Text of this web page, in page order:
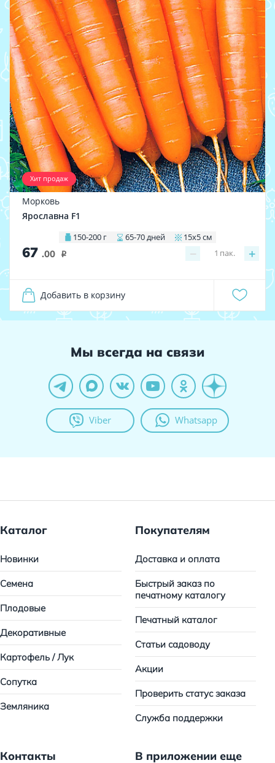
Хит продаж
Морковь
Ярославна F1
150-200 г 65-70 дней 15х5 см
67 .00 i − +
1 пак.
Добавить в корзину
Мы всегда на связи
Viber Whatsapp
Каталог
Новинки
Семена
Плодовые
Декоративные
Картофель / Лук
Сопутка
Земляника
Покупателям
Доставка и оплата
Быстрый заказ по
печатному каталогу
Печатный каталог
Статьи садоводу
Акции
Проверить статус заказа
Служба поддержки
Контакты В приложении еще